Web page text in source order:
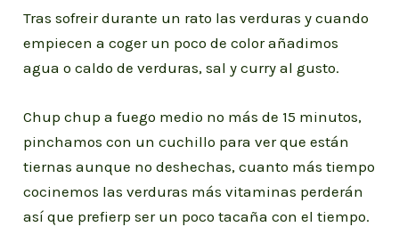
Tras sofreir durante un rato las verduras y cuando
empiecen a coger un poco de color añadimos
agua o caldo de verduras, sal y curry al gusto.
Chup chup a fuego medio no más de 15 minutos,
pinchamos con un cuchillo para ver que están
tiernas aunque no deshechas, cuanto más tiempo
cocinemos las verduras más vitaminas perderán
así que prefierp ser un poco tacaña con el tiempo.